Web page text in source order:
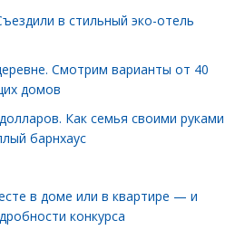
в стильный эко-отель
Смотрим варианты от 40
домов
Как семья своими руками
барнхаус
в доме или в квартире — и
конкурса